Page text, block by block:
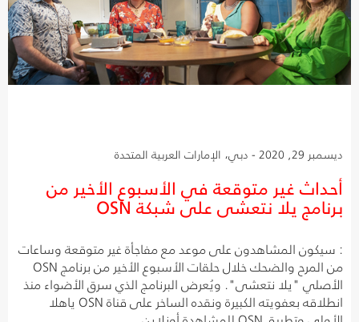
ديسمبر 29, 2020 - دبي، الإمارات العربية المتحدة
أحداث غير متوقعة في الأسبوع الأخير من
برنامج يلا نتعشى على شبكة OSN
: سيكون المشاهدون على موعد مع مفاجأة غير متوقعة وساعات
من المرح والضحك خلال حلقات الأسبوع الأخير من برنامج OSN
الأصلي "يلا نتعشى". ويُعرض البرنامج الذي سرق الأضواء منذ
انطلاقه بعفويته الكبيرة ونقده الساخر على قناة OSN ياهلا